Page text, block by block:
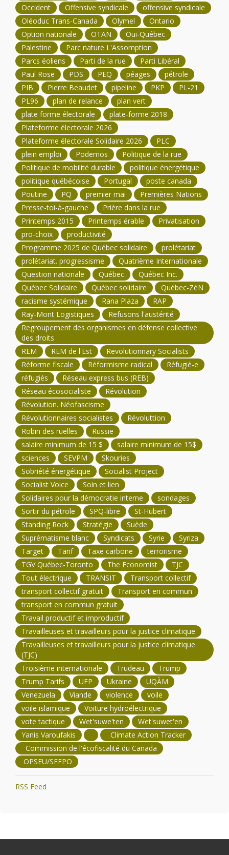
Occident
Offensive syndicale
offensive syndicale
Oléoduc Trans-Canada
Olymel
Ontario
Option nationale
OTAN
Oui-Québec
Palestine
Parc nature L'Assomption
Parcs éoliens
Parti de la rue
Parti Libéral
Paul Rose
PDS PEQ péages
pétrole
PIB
Pierre Beaudet pipeline PKP
PL-21
PL96
plan de relance
plan vert
plate forme électorale
plate-forme 2018
Plateforme électorale 2026
Plateforme électorale Solidaire 2026
PLC
plein emploi
Podemos
Politique de la rue
Politique de mobilité durable
politique énergétique
politique québécoise
Portugal
poste canada
Poutine
PQ premier mai
Premières Nations
Presse-toi-à-gauche
Prière dans la rue
Printemps 2015
Printemps érable
Privatisation
pro-choix
productivité
Programme 2025 de Québec solidaire
prolétariat
prolétariat. progressisme
Quatrième Internationale
Question nationale
Québec
Québec Inc.
Québec Solidaire
Québec solidaire
Québec-ZéN
racisme systémique
Rana Plaza
RAP
Ray-Mont Logistiques
Refusons l'austérité
Regroupement des organismes en défense collective
des droits
REM
REM de l'Est
Revolutionnary Socialists
Réforme fiscale
Réformisme radical
Réfugié-e
réfugiés
Réseau express bus (REB)
Réseau écosocialiste
Révolution
Révolution. Néofascisme
Révolutionnaires socialistes
Révoluttion
Robin des ruelles
Russie
salaire minimum de 15 $
salaire minimum de 15$
sciences
SEVPM
Skouries
Sobriété énergétique
Socialist Project
Socialist Voice
Soin et lien
Solidaires pour la démocratie interne
sondages
Sortir du pétrole
SPQ-libre
St-Hubert
Standing Rock
Stratégie
Suède
Suprématisme blanc
Syndicats Syrie
Syriza
Target
Tarif Taxe carbone
terrorisme
TGV Québec-Toronto
The Economist
TJC
Tout électrique
TRANSIT
Transport collectif
transport collectif gratuit
Transport en commun
transport en commun gratuit
Travail productif et improductif
Travailleuses et travailleurs pour la justice climatique
Travailleuses et travailleurs pour la justice climatique
(TJC)
Troisième internationale
Trudeau
Trump
Trump Tarifs
UFP Ukraine
UQÀM
Venezuela
Viande violence
voile
voile islamique
Voiture hydroélectrique
vote tactique
Wet'suwe'ten
Wet'suwet'en
Yanis Varoufakis
Climate Action Tracker
Commission de l'écofiscalité du Canada
OPSEU/SEFPO
RSS Feed